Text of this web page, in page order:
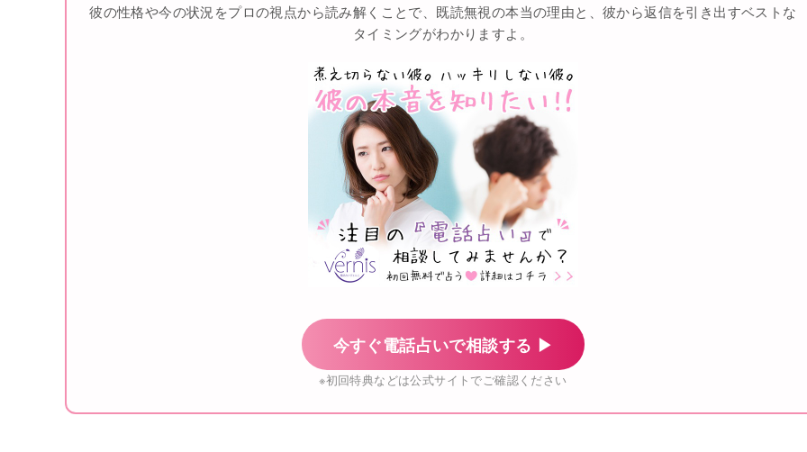
彼の性格や今の状況をプロの視点から読み解くことで、既読無視の本当の理由と、彼から返信を引き出すベストな
タイミングがわかりますよ。
今すぐ電話占いで相談する ▶
※初回特典などは公式サイトでご確認ください